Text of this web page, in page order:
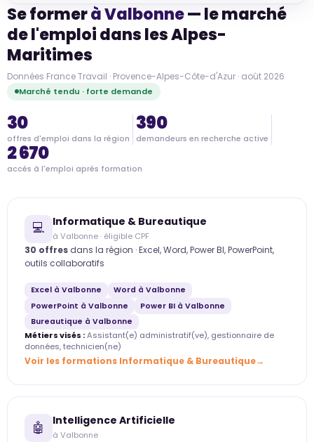
Se formerà Valbonne— le marché
de l'emploi dans les Alpes-
Maritimes
Données France Travail · Provence-Alpes-Côte-d'Azur · août 2026
Marché tendu · forte demande
30
offres d'emploi dans la région
390
demandeurs en recherche active
2 670
accès à l'emploi après formation
💻 Informatique & Bureautique
à Valbonne · éligible CPF
30 offres dans la région · Excel, Word, Power BI, PowerPoint,
outils collaboratifs
Excel à Valbonne
Word à Valbonne
PowerPoint à Valbonne
Power BI à Valbonne
Bureautique à Valbonne
Métiers visés :Assistant(e) administratif(ve), gestionnaire de
données, technicien(ne)
Voir les formations Informatique & Bureautique
🤖 Intelligence Artificielle
à Valbonne